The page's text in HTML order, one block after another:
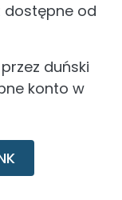
dostępne od
duński
konto w